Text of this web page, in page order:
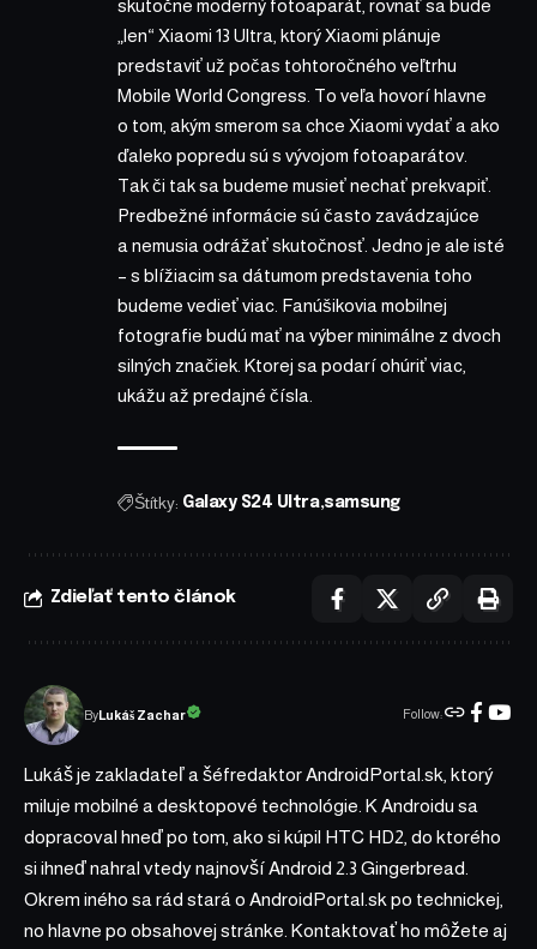
skutočne moderný fotoaparát, rovnať sa bude
„len“ Xiaomi 13 Ultra, ktorý Xiaomi plánuje
predstaviť už počas tohtoročného veľtrhu
Mobile World Congress. To veľa hovorí hlavne
o tom, akým smerom sa chce Xiaomi vydať a ako
ďaleko popredu sú s vývojom fotoaparátov.
Tak či tak sa budeme musieť nechať prekvapiť.
Predbežné informácie sú často zavádzajúce
a nemusia odrážať skutočnosť. Jedno je ale isté
– s blížiacim sa dátumom predstavenia toho
budeme vedieť viac. Fanúšikovia mobilnej
fotografie budú mať na výber minimálne z dvoch
silných značiek. Ktorej sa podarí ohúriť viac,
ukážu až predajné čísla.
Štítky: Galaxy S24 Ultra samsung
Zdieľať tento článok
ByLukáš Zachar Follow:
Lukáš je zakladateľ a šéfredaktor AndroidPortal.sk, ktorý
miluje mobilné a desktopové technológie. K Androidu sa
dopracoval hneď po tom, ako si kúpil HTC HD2, do ktorého
si ihneď nahral vtedy najnovší Android 2.3 Gingerbread.
Okrem iného sa rád stará o AndroidPortal.sk po technickej,
no hlavne po obsahovej stránke. Kontaktovať ho môžete aj